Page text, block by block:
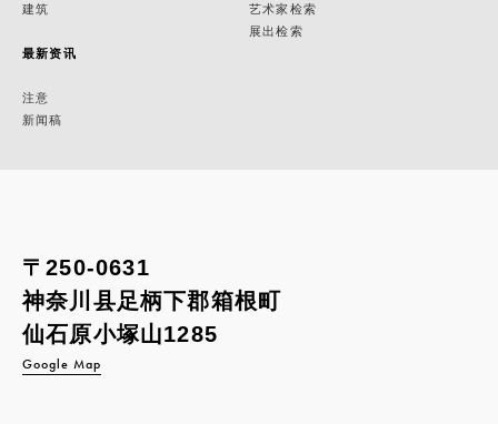
建筑
最新资讯
注意
新闻稿
艺术家检索
展出检索
〒250-0631
神奈川县足柄下郡箱根町
仙石原小塚山1285
Google Map